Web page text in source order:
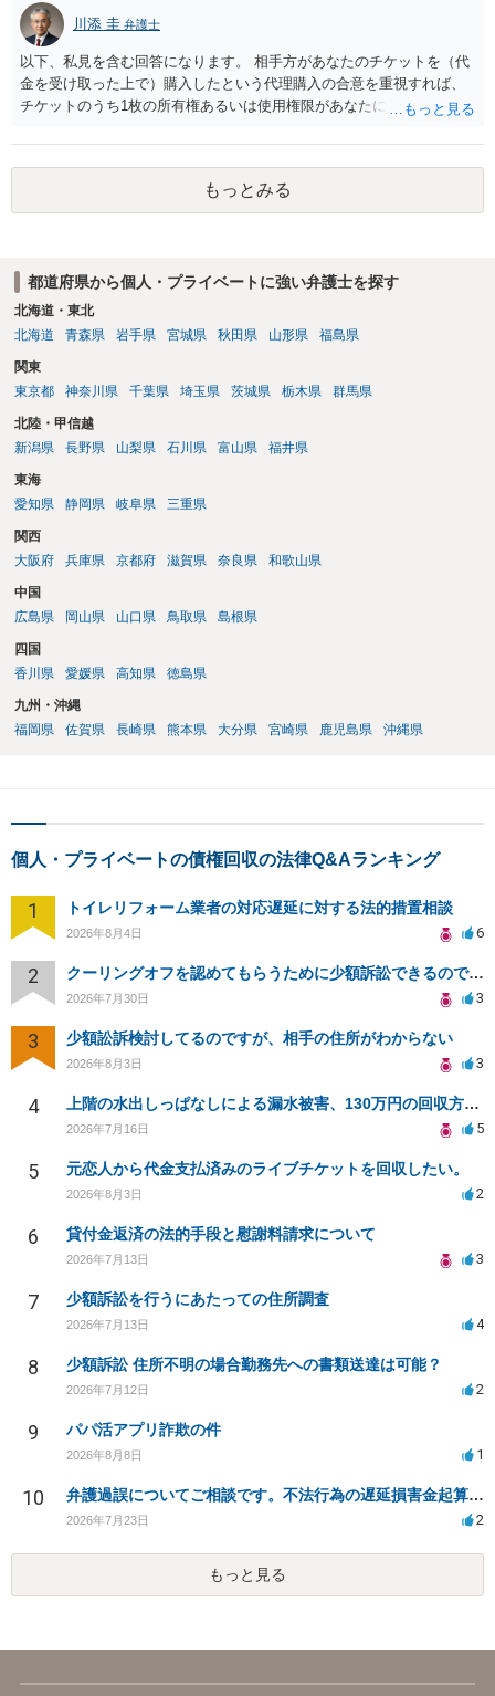
かではありません。もちろん弁護士（２０万円の請求で代理人弁護士
に委任するかも疑わしいのですが）も住所は明らかにしないでしょ
う。 何か本人を示す事実（振込先などの情報）から、相手の住所等の
情報を割り出していくしかないように思えます。 以上、ご参考まで。
川添 圭 弁護士
以下、私見を含む回答になります。 相手方があなたのチケットを（代
金を受け取った上で）購入したという代理購入の合意を重視すれば、
チケットのうち1枚の所有権あるいは使用権限があなたにあり、チケッ
す。 一方、このチケット購入には「相手方と一緒に行く」という合意
も付随していたことを無視することができません。こちらを重視すれ
ば、交際を終了させたことにより「一緒に行く」という結果の実現に
重大な障害が発生しており、当然にチケットを引き渡すべきといえる
えば、当該チケットが座席指定である場合、交際を解消した2人が当日
隣り合わせになることは避けたいという心理が働くことも無理からぬ
ところです。一方、チケットがエリア指定のアリーナ席であれば隣り
あったり特別席であったりすれば、判断は変わってくるかもしれませ
ん。当該チケットがチケット転売防止法に規定する特定興行入場券に
該当し、券面上使用者が指定されている場合には、チケット引渡し以
法的には「当事者の合理的意思」がどこにあるのかを追求した解決が
必要になると思われます。なかなか難しい問題なので、弁護士によっ
ても回答は異なるかもしれません。
もっとみる
都道府県から個人・プライベートに強い弁護士を探す
北海道・東北
北海道
青森県 岩手県 宮城県 秋田県 山形県 福島県
関東
東京都
神奈川県 千葉県 埼玉県 茨城県 栃木県 群馬県
北陸・甲信越
新潟県
長野県 山梨県 石川県 富山県 福井県
東海
愛知県
静岡県 岐阜県 三重県
関西
大阪府
兵庫県 京都府 滋賀県 奈良県 和歌山県
中国
広島県
岡山県 山口県 鳥取県 島根県
四国
香川県
愛媛県 高知県 徳島県
九州・沖縄
福岡県
佐賀県 長崎県 熊本県 大分県 宮崎県 鹿児島県 沖縄県
個人・プライベートの債権回収の法律Q&Aランキング
1 トイレリフォーム業者の対応遅延に対する法的措置相談
2026年8月4日 6
2 クーリングオフを認めてもらうために少額訴訟できるのでしょうか。
2026年7月30日 3
3 少額訟訴検討してるのですが、相手の住所がわからない
2026年8月3日 3
4 上階の水出しっぱなしによる漏水被害、130万円の回収方法を相談したい
2026年7月16日 5
5 元恋人から代金支払済みのライブチケットを回収したい。
2026年8月3日 2
6 貸付金返済の法的手段と慰謝料請求について
2026年7月13日 3
7 少額訴訟を行うにあたっての住所調査
2026年7月13日 4
8 少額訴訟 住所不明の場合勤務先への書類送達は可能？
2026年7月12日 2
9 パパ活アプリ詐欺の件
2026年8月8日 1
10 弁護過誤についてご相談です。不法行為の遅延損害金起算日について。
2026年7月23日 2
もっと見る